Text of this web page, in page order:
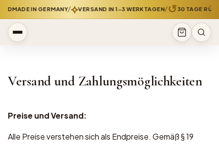
IN GERMANY/⟡VERSAND IN 1-3 WERKTAGEN/↺30 TAGE
Versand und Zahlungsmöglichkeiten
Preise und Versand:
Alle Preise verstehen sich als Endpreise. Gemäß § 19